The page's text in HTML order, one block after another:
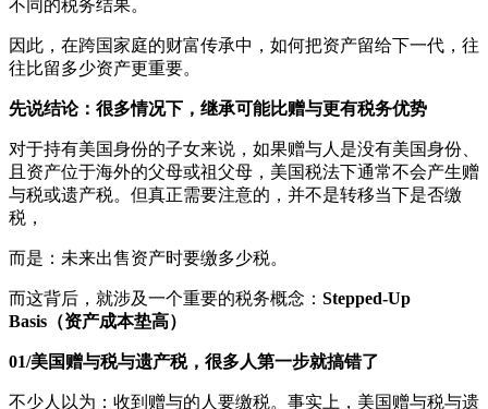
不同的税务结果。
因此，在跨国家庭的财富传承中，如何把资产留给下一代，往
往比留多少资产更重要。
先说结论：很多情况下，继承可能比赠与更有税务优势
对于持有美国身份的子女来说，如果赠与人是没有美国身份、
且资产位于海外的父母或祖父母，美国税法下通常不会产生赠
与税或遗产税。但真正需要注意的，并不是转移当下是否缴
税，
而是：未来出售资产时要缴多少税。
而这背后，就涉及一个重要的税务概念： Stepped-Up
Basis（资产成本垫高）
01/美国赠与税与遗产税，很多人第一步就搞错了
不少人以为：收到赠与的人要缴税。事实上，美国赠与税与遗